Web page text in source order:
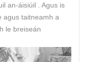
an-áisiúil . Agus is
agus taitneamh a
le breiseán